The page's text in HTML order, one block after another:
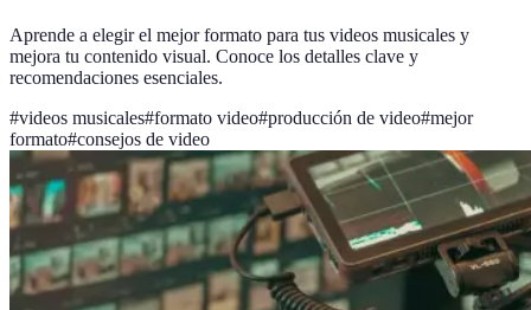
Aprende a elegir el mejor formato para tus videos musicales y
mejora tu contenido visual. Conoce los detalles clave y
recomendaciones esenciales.
#videos musicales#formato video#producción de video#mejor
formato#consejos de video